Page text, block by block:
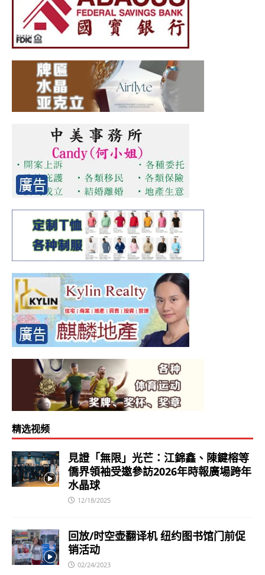
精选视频
見證「無限」光芒：江錦鑫、陳鍵榕等
僑界領袖受邀參訪2026年時報廣場跨年
水晶球
12/18/2025
回放/时空壶翻译机 纽约图书馆门前促
销活动
02/24/2023